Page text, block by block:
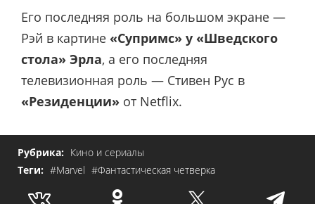
Его последняя роль на большом экране —
Рэй в картине «Супримс» у «Шведского
стола» Эрла, а его последняя
телевизионная роль — Стивен Рус в
«Резиденции» от Netflix.
Рубрика: Кино и сериалы
Теги: #Marvel #Фантастическая четверка